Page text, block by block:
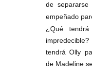
de separarse
empeñado
¿Qué
tendrá Olly
de Madeline